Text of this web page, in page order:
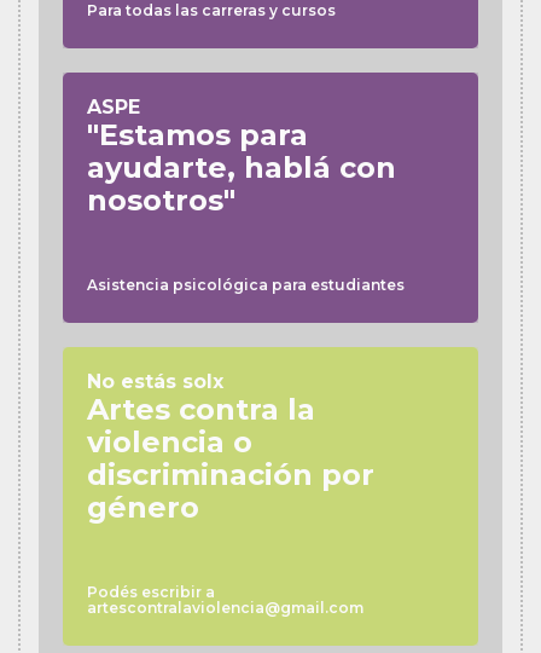
Para todas las carreras y cursos
ASPE
"Estamos para
ayudarte, hablá con
nosotros"
Asistencia psicológica para estudiantes
No estás solx
Artes contra la
violencia o
discriminación por
género
Podés escribir a
artescontralaviolencia@gmail.com